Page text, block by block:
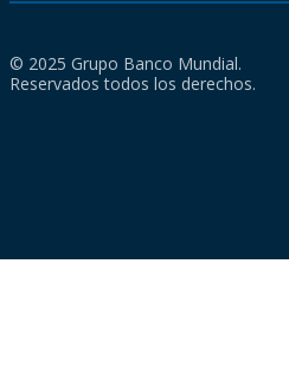
© 2025 Grupo Banco Mundial.
Reservados todos los derechos.